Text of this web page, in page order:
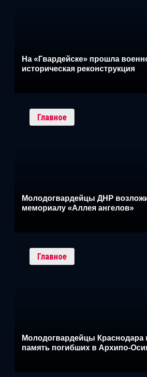
На «Гвардейске» прошла
историческая реконструкция
Главное
Молодогвардейцы ДНР
мемориалу «Аллея ангелов»
Главное
Молодогвардейцы Краснодара
память погибших в Архипо-